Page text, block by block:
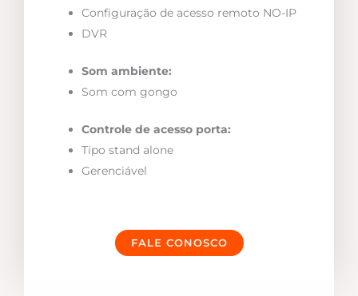
Configuração de acesso remoto NO-IP
DVR
Som ambiente:
Som com gongo
Controle de acesso porta:
Tipo stand alone
Gerenciável
FALE CONOSCO